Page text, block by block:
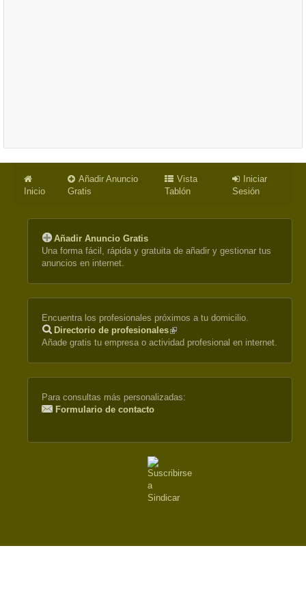
Inicio
Añadir Anuncio
Gratis
Vista
Tablón
Iniciar
Sesión
Añadir Anuncio Gratis
Una forma fácil, rápida y gratuita de añadir y gestionar tus
anuncios en internet.
Encuentra los profesionales próximos a tu domicilio.
Directorio de profesionales(link
is
Añade gratis tu empresa o actividad profesional en internet.
Para consultas más personalizadas:
Formulario de contacto